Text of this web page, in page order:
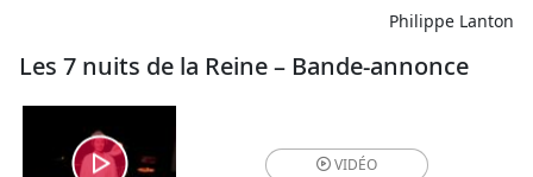
Philippe Lanton
Les 7 nuits de la Reine – Bande-annonce
VIDÉO